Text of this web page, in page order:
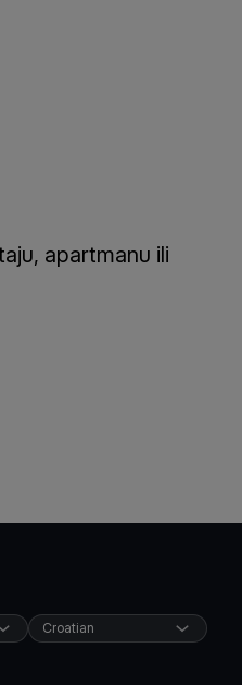
apartmanu ili
Croatian